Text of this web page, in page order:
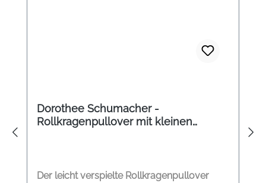
Dorothee Schumacher -
Rollkragenpullover mit kleinen
Der leicht verspielte Rollkragenpullover